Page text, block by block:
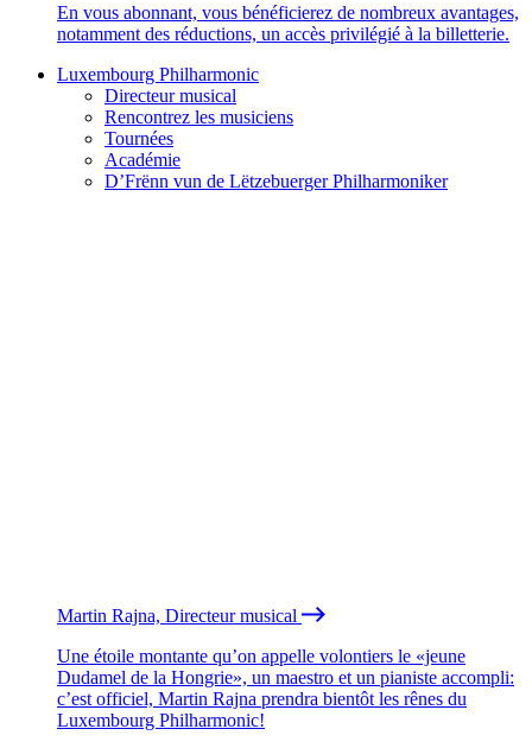
En vous abonnant, vous bénéficierez de nombreux avantages,
notamment des réductions, un accès privilégié à la billetterie.
Luxembourg Philharmonic
Directeur musical
Rencontrez les musiciens
Tournées
Académie
D’Frënn vun de Lëtzebuerger Philharmoniker
Martin Rajna, Directeur musical
Une étoile montante qu’on appelle volontiers le «jeune
Dudamel de la Hongrie», un maestro et un pianiste accompli:
c’est officiel, Martin Rajna prendra bientôt les rênes du
Luxembourg Philharmonic!